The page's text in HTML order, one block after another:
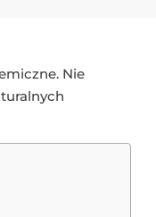
Nie